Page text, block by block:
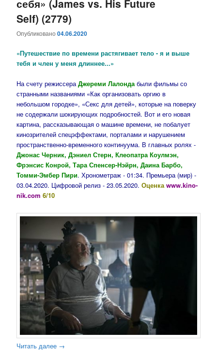
себя» (James vs. His Future
Self) (2779)
Опубликовано04.06.2020
«Путешествие по времени растягивает тело - я и выше
тебя и член у меня длиннее...»
На счету режиссераДжереми Лалондабыли фильмы со
странными названиями «Как организовать оргию в
небольшом городке», «Секс для детей», которые на поверку
не содержали шокирующих подробностей. Вот и его новая
картина, рассказывающая о машине времени, не побалует
кинозрителей спецэффектами, порталами и нарушением
пространственно-временного континуума. В главных ролях -
Джонас Черник, Дэниел Стерн, Клеопатра Коулмэн,
Фрэнсис Конрой, Тара Спенсер-Нэйрн, Даина Барбо,
Томми-Эмбер Пири. Хронометраж - 01:34. Премьера (мир) -
03.04.2020. Цифровой релиз - 23.05.2020. Оценкаwww.kino-
nik.com 6/10
Читать далее →